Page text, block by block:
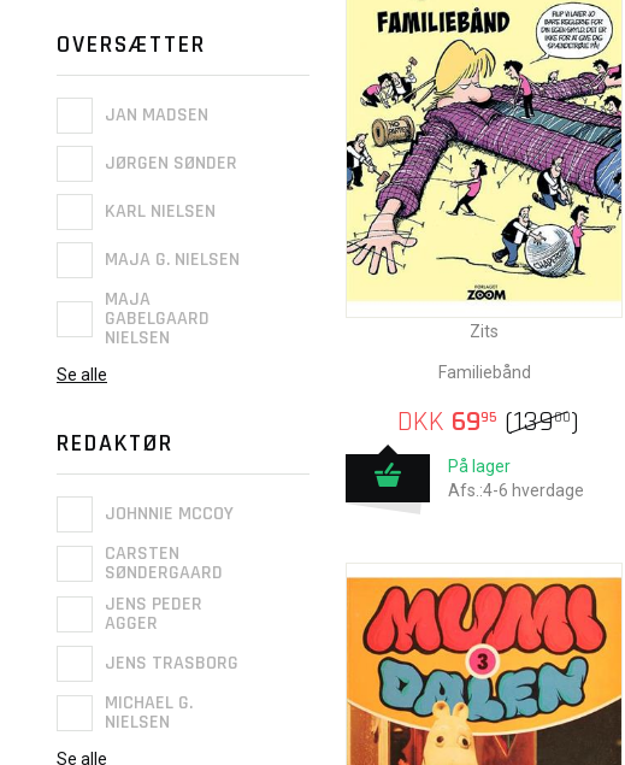
OVERSÆTTER
JAN MADSEN
JØRGEN SØNDER
KARL NIELSEN
MAJA G. NIELSEN
MAJA
GABELGAARD
NIELSEN
Se alle
REDAKTØR
JOHNNIE MCCOY
CARSTEN
SØNDERGAARD
JENS PEDER
AGGER
JENS TRASBORG
MICHAEL G.
NIELSEN
Se alle
Zits
Familiebånd
DKK 6995 (13900)
På lager
Afs.:4-6 hverdage